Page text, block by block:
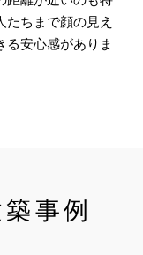
ちまで顔の見え
る安心感がありま
事例